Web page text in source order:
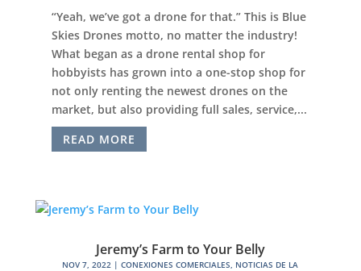
“Yeah, we’ve got a drone for that.” This is Blue
Skies Drones motto, no matter the industry!
What began as a drone rental shop for
hobbyists has grown into a one-stop shop for
not only renting the newest drones on the
market, but also providing full sales, service,...
READ MORE
Jeremy’s Farm to Your Belly
NOV 7, 2022 |CONEXIONES COMERCIALES NOTICIAS DE LA